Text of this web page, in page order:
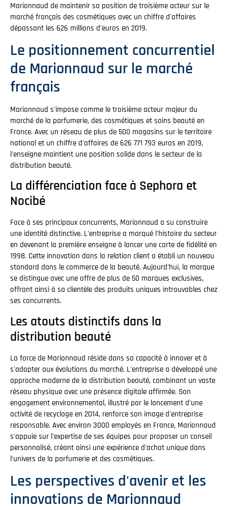
Marionnaud de maintenir sa position de troisième acteur sur le
marché français des cosmétiques avec un chiffre d'affaires
dépassant les 626 millions d'euros en 2019.
Le positionnement concurrentiel
de Marionnaud sur le marché
français
Marionnaud s'impose comme le troisième acteur majeur du
marché de la parfumerie, des cosmétiques et soins beauté en
France. Avec un réseau de plus de 500 magasins sur le territoire
national et un chiffre d'affaires de 626 771 793 euros en 2019,
l'enseigne maintient une position solide dans le secteur de la
distribution beauté.
La différenciation face à Sephora et
Nocibé
Face à ses principaux concurrents, Marionnaud a su construire
une identité distinctive. L'entreprise a marqué l'histoire du secteur
en devenant la première enseigne à lancer une carte de fidélité en
1998. Cette innovation dans la relation client a établi un nouveau
standard dans le commerce de la beauté. Aujourd'hui, la marque
se distingue avec une offre de plus de 50 marques exclusives,
offrant ainsi à sa clientèle des produits uniques introuvables chez
ses concurrents.
Les atouts distinctifs dans la
distribution beauté
La force de Marionnaud réside dans sa capacité à innover et à
s'adapter aux évolutions du marché. L'entreprise a développé une
approche moderne de la distribution beauté, combinant un vaste
réseau physique avec une présence digitale affirmée. Son
engagement environnemental, illustré par le lancement d'une
activité de recyclage en 2014, renforce son image d'entreprise
responsable. Avec environ 3000 employés en France, Marionnaud
s'appuie sur l'expertise de ses équipes pour proposer un conseil
personnalisé, créant ainsi une expérience d'achat unique dans
l'univers de la parfumerie et des cosmétiques.
Les perspectives d'avenir et les
innovations de Marionnaud